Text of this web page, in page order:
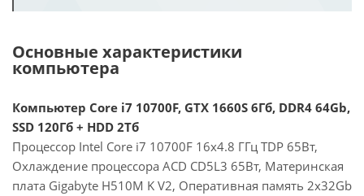
Основные характеристики
компьютера
Компьютер Core i7 10700F, GTX 1660S 6Гб, DDR4 64Gb,
SSD 120Гб + HDD 2Тб
Процессор Intel Core i7 10700F 16x4.8 ГГц TDP 65Вт,
Охлаждение процессора ACD CD5L3 65Вт, Материнская
плата Gigabyte H510M K V2, Оперативная память 2x32Gb